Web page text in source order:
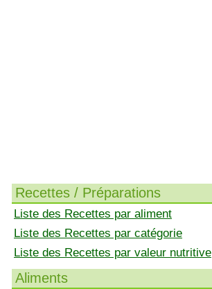
Recettes / Préparations
Liste des Recettes par aliment
Liste des Recettes par catégorie
Liste des Recettes par valeur nutritive
Aliments